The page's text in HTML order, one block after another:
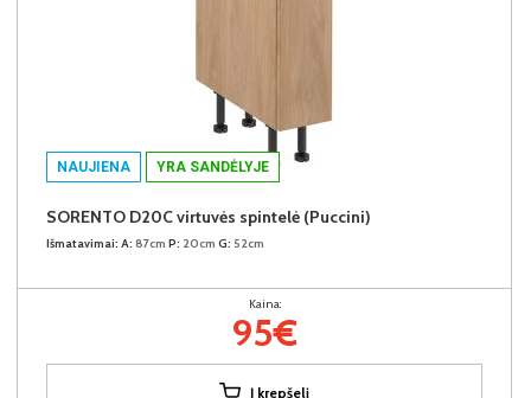
NAUJIENA YRA SANDĖLYJE
SORENTO D20C virtuvės spintelė (Puccini)
Išmatavimai: A: 87cm P: 20cm G: 52cm
Kaina:
95€
Į krepšelį